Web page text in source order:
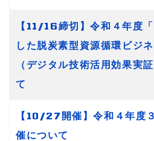
【11/16締切】令和４年度
した脱炭素型資源循環ビジ
（デジタル技術活用効果実
て
【10/27開催】令和４年度
催について